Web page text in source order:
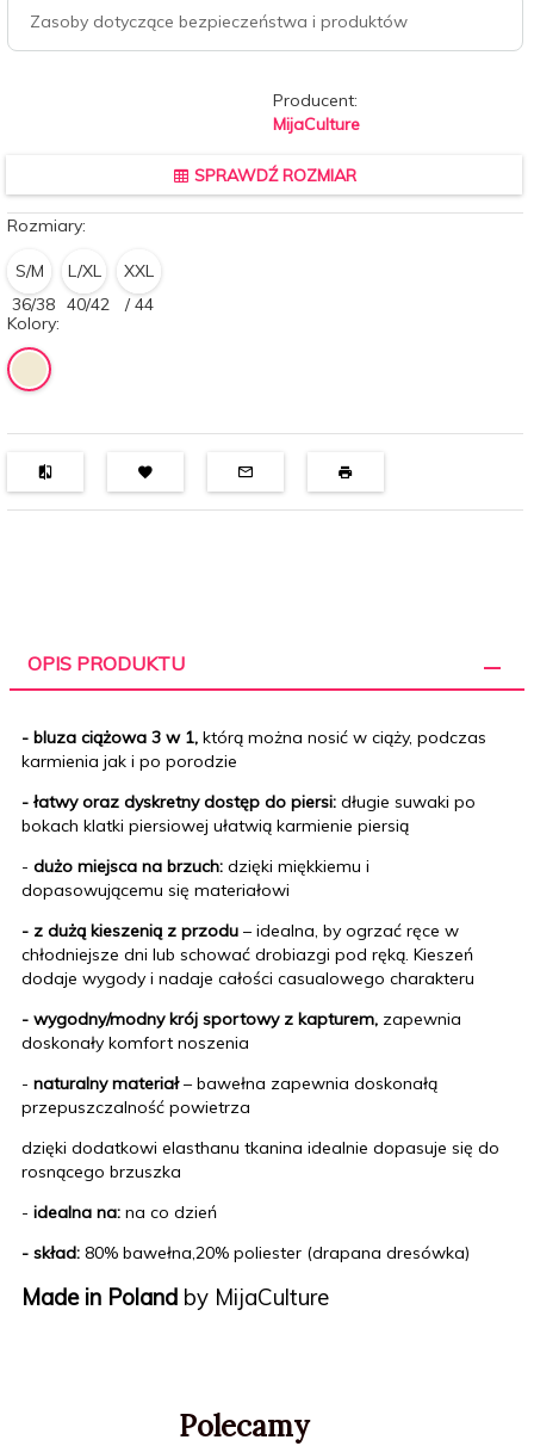
Zasoby dotyczące bezpieczeństwa i produktów
Producent:
MijaCulture
SPRAWDŹ ROZMIAR
Rozmiary:
S/M
36/38
L/XL
40/42
XXL
/ 44
Kolory:
OPIS PRODUKTU
- bluza ciążowa 3 w 1, którą można nosić w ciąży, podczas
karmienia jak i po porodzie
- łatwy oraz dyskretny dostęp do piersi: długie suwaki po
bokach klatki piersiowej ułatwią karmienie piersią
- dużo miejsca na brzuch: dzięki miękkiemu i
dopasowującemu się materiałowi
- z dużą kieszenią z przodu – idealna, by ogrzać ręce w
chłodniejsze dni lub schować drobiazgi pod ręką. Kieszeń
dodaje wygody i nadaje całości casualowego charakteru
- wygodny/modny krój sportowy z kapturem, zapewnia
doskonały komfort noszenia
- naturalny materiał– bawełna zapewnia doskonałą
przepuszczalność powietrza
dzięki dodatkowi elasthanu tkanina idealnie dopasuje się do
rosnącego brzuszka
- idealna na: na co dzień
- skład: 80% bawełna,20% poliester (drapana dresówka)
Made in Poland by MijaCulture
Polecamy